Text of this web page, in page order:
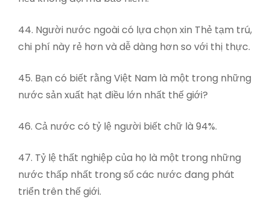
44. Người nước ngoài có lựa chọn xin Thẻ tạm trú,
chi phí này rẻ hơn và dễ dàng hơn so với thị thực.
45. Bạn có biết rằng Việt Nam là một trong những
nước sản xuất hạt điều lớn nhất thế giới?
46. Cả nước có tỷ lệ người biết chữ là 94%.
47. Tỷ lệ thất nghiệp của họ là một trong những
nước thấp nhất trong số các nước đang phát
triển trên thế giới.